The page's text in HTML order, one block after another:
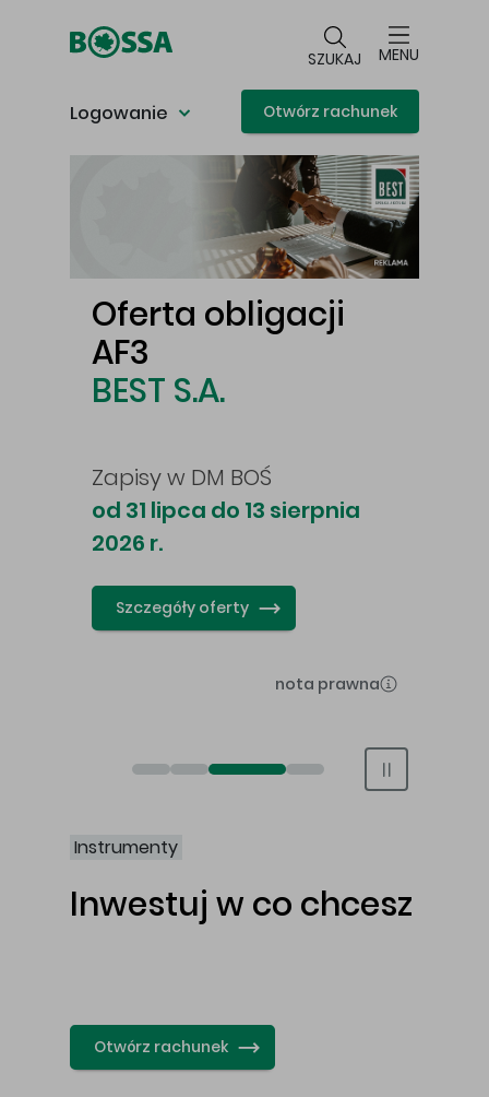
SZUKAJ MENU
Logowanie Otwórz rachunek
Oferta obligacji
AF3
BEST S.A.
Zapisy w DM BOŚ
od 31 lipca do 13 sierpnia
2026 r.
Szczegóły oferty
nota prawna
Otwórz rachunek maklerski online
Otwórz konto IKE/IKZE
Obligacje Best S.A.Świat bez swap i prowizji
Instrumenty
Inwestuj w co chcesz
Otwórz rachunek